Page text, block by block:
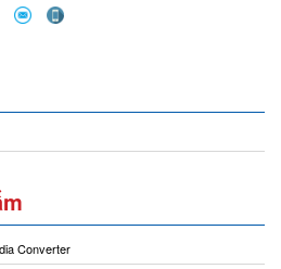
Converter